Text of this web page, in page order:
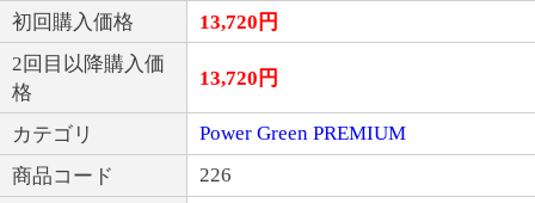
初回購入価格 13,720 円
2回目以降購入価
格
13,720 円
カテゴリ
Power Green PREMIUM
商品コード
226